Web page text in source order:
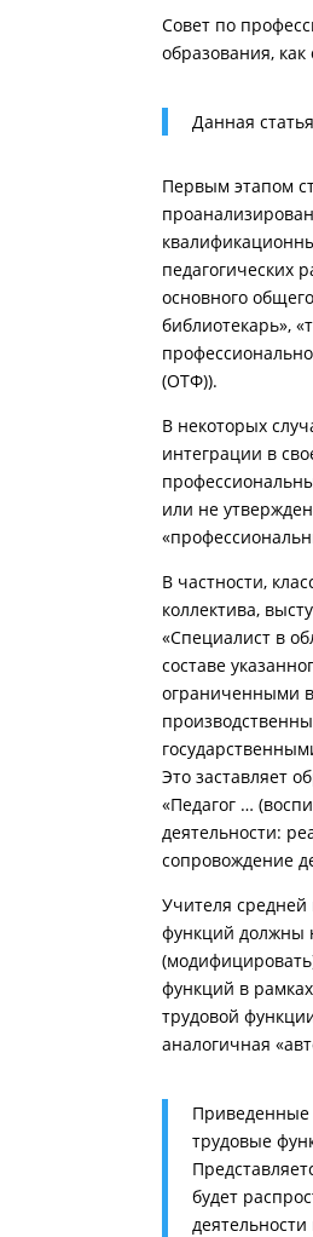
Совет по
образования,
Данная
Первым этапом
педагогических
основного
библиотекарь»,
(ОТФ)).
В некоторых
интеграции в
или не
В частности,
коллектива,
«Специалист в
составе
ограниченными
Это заставляет
«Педагог …
деятельности:
сопровождение
Учителя
функций должны
функций в
трудовой
аналогичная
Приведенные
трудовые
будет